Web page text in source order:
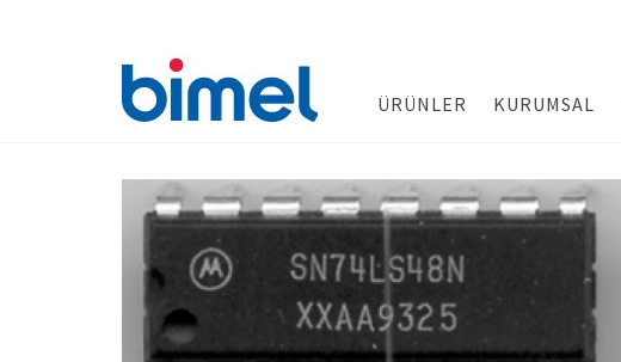
ÜRÜNLER KURUMSAL